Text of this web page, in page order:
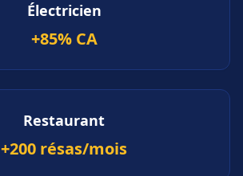
Électricien
+85% CA
Restaurant
+200 résas/mois